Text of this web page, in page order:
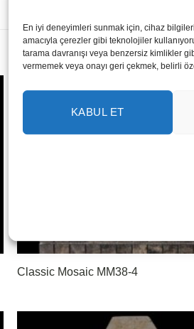
En iyi deneyimleri sunmak için, cihaz
amacıyla çerezler gibi teknolojiler
tarama davranışı veya benzersiz kimlikler
vermemek veya onayı geri çekmek, belirli
KABUL ET
Classic Mosaic MM38-4